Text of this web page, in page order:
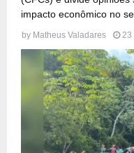
impacto econômico no
by Matheus Valadares 23